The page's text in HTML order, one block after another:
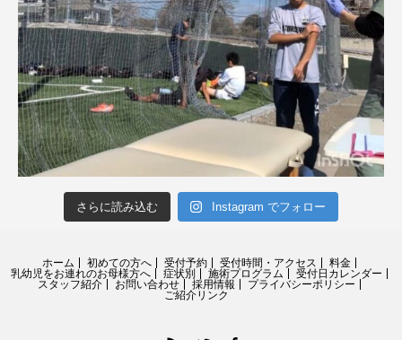
さらに読み込む Instagram でフォロー
ホーム 初めての方へ 受付予約 受付時間・アクセス
料金
乳幼児をお連れのお母様方へ
症状別 施術プログラム
受付日カレンダー
スタッフ紹介
お問い合わせ 採用情報
プライバシーポリシー
ご紹介リンク
Facebook